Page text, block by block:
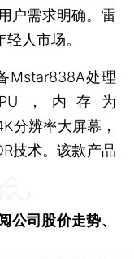
户需求明确。雷
人市场。
处理
，内存为
分辨率大屏幕，
技术。该款产品
公司股价走势、